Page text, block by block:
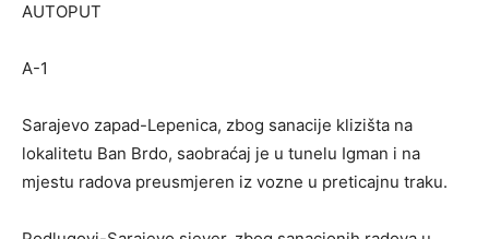
AUTOPUT
A-1
Sarajevo zapad-Lepenica, zbog sanacije klizišta na
lokalitetu Ban Brdo, saobraćaj je u tunelu Igman i na
mjestu radova preusmjeren iz vozne u preticajnu traku.